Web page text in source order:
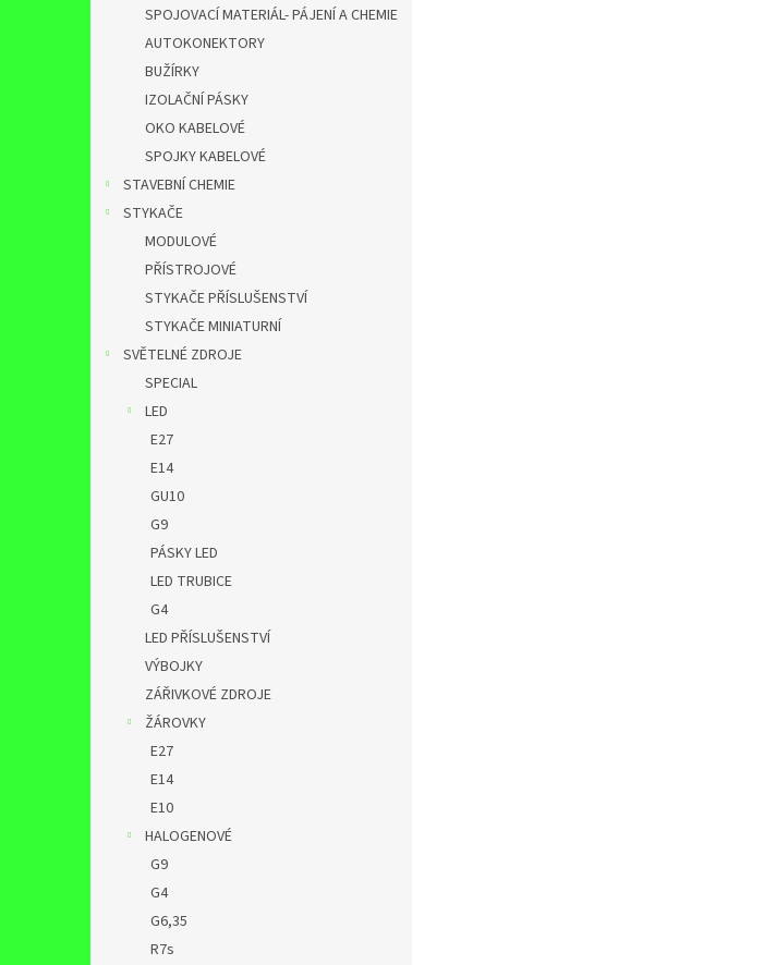
SPOJOVACÍ MATERIÁL- PÁJENÍ A CHEMIE
AUTOKONEKTORY
BUŽÍRKY
IZOLAČNÍ PÁSKY
OKO KABELOVÉ
SPOJKY KABELOVÉ
STAVEBNÍ CHEMIE
STYKAČE
MODULOVÉ
PŘÍSTROJOVÉ
STYKAČE PŘÍSLUŠENSTVÍ
STYKAČE MINIATURNÍ
SVĚTELNÉ ZDROJE
SPECIAL
LED
E27
E14
GU10
G9
PÁSKY LED
LED TRUBICE
G4
LED PŘÍSLUŠENSTVÍ
VÝBOJKY
ZÁŘIVKOVÉ ZDROJE
ŽÁROVKY
E27
E14
E10
HALOGENOVÉ
G9
G4
G6,35
R7s